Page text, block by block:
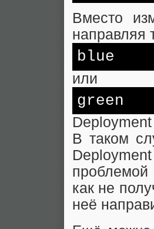
Вместо
направляя
blue
или
green
В таком
как не
неё